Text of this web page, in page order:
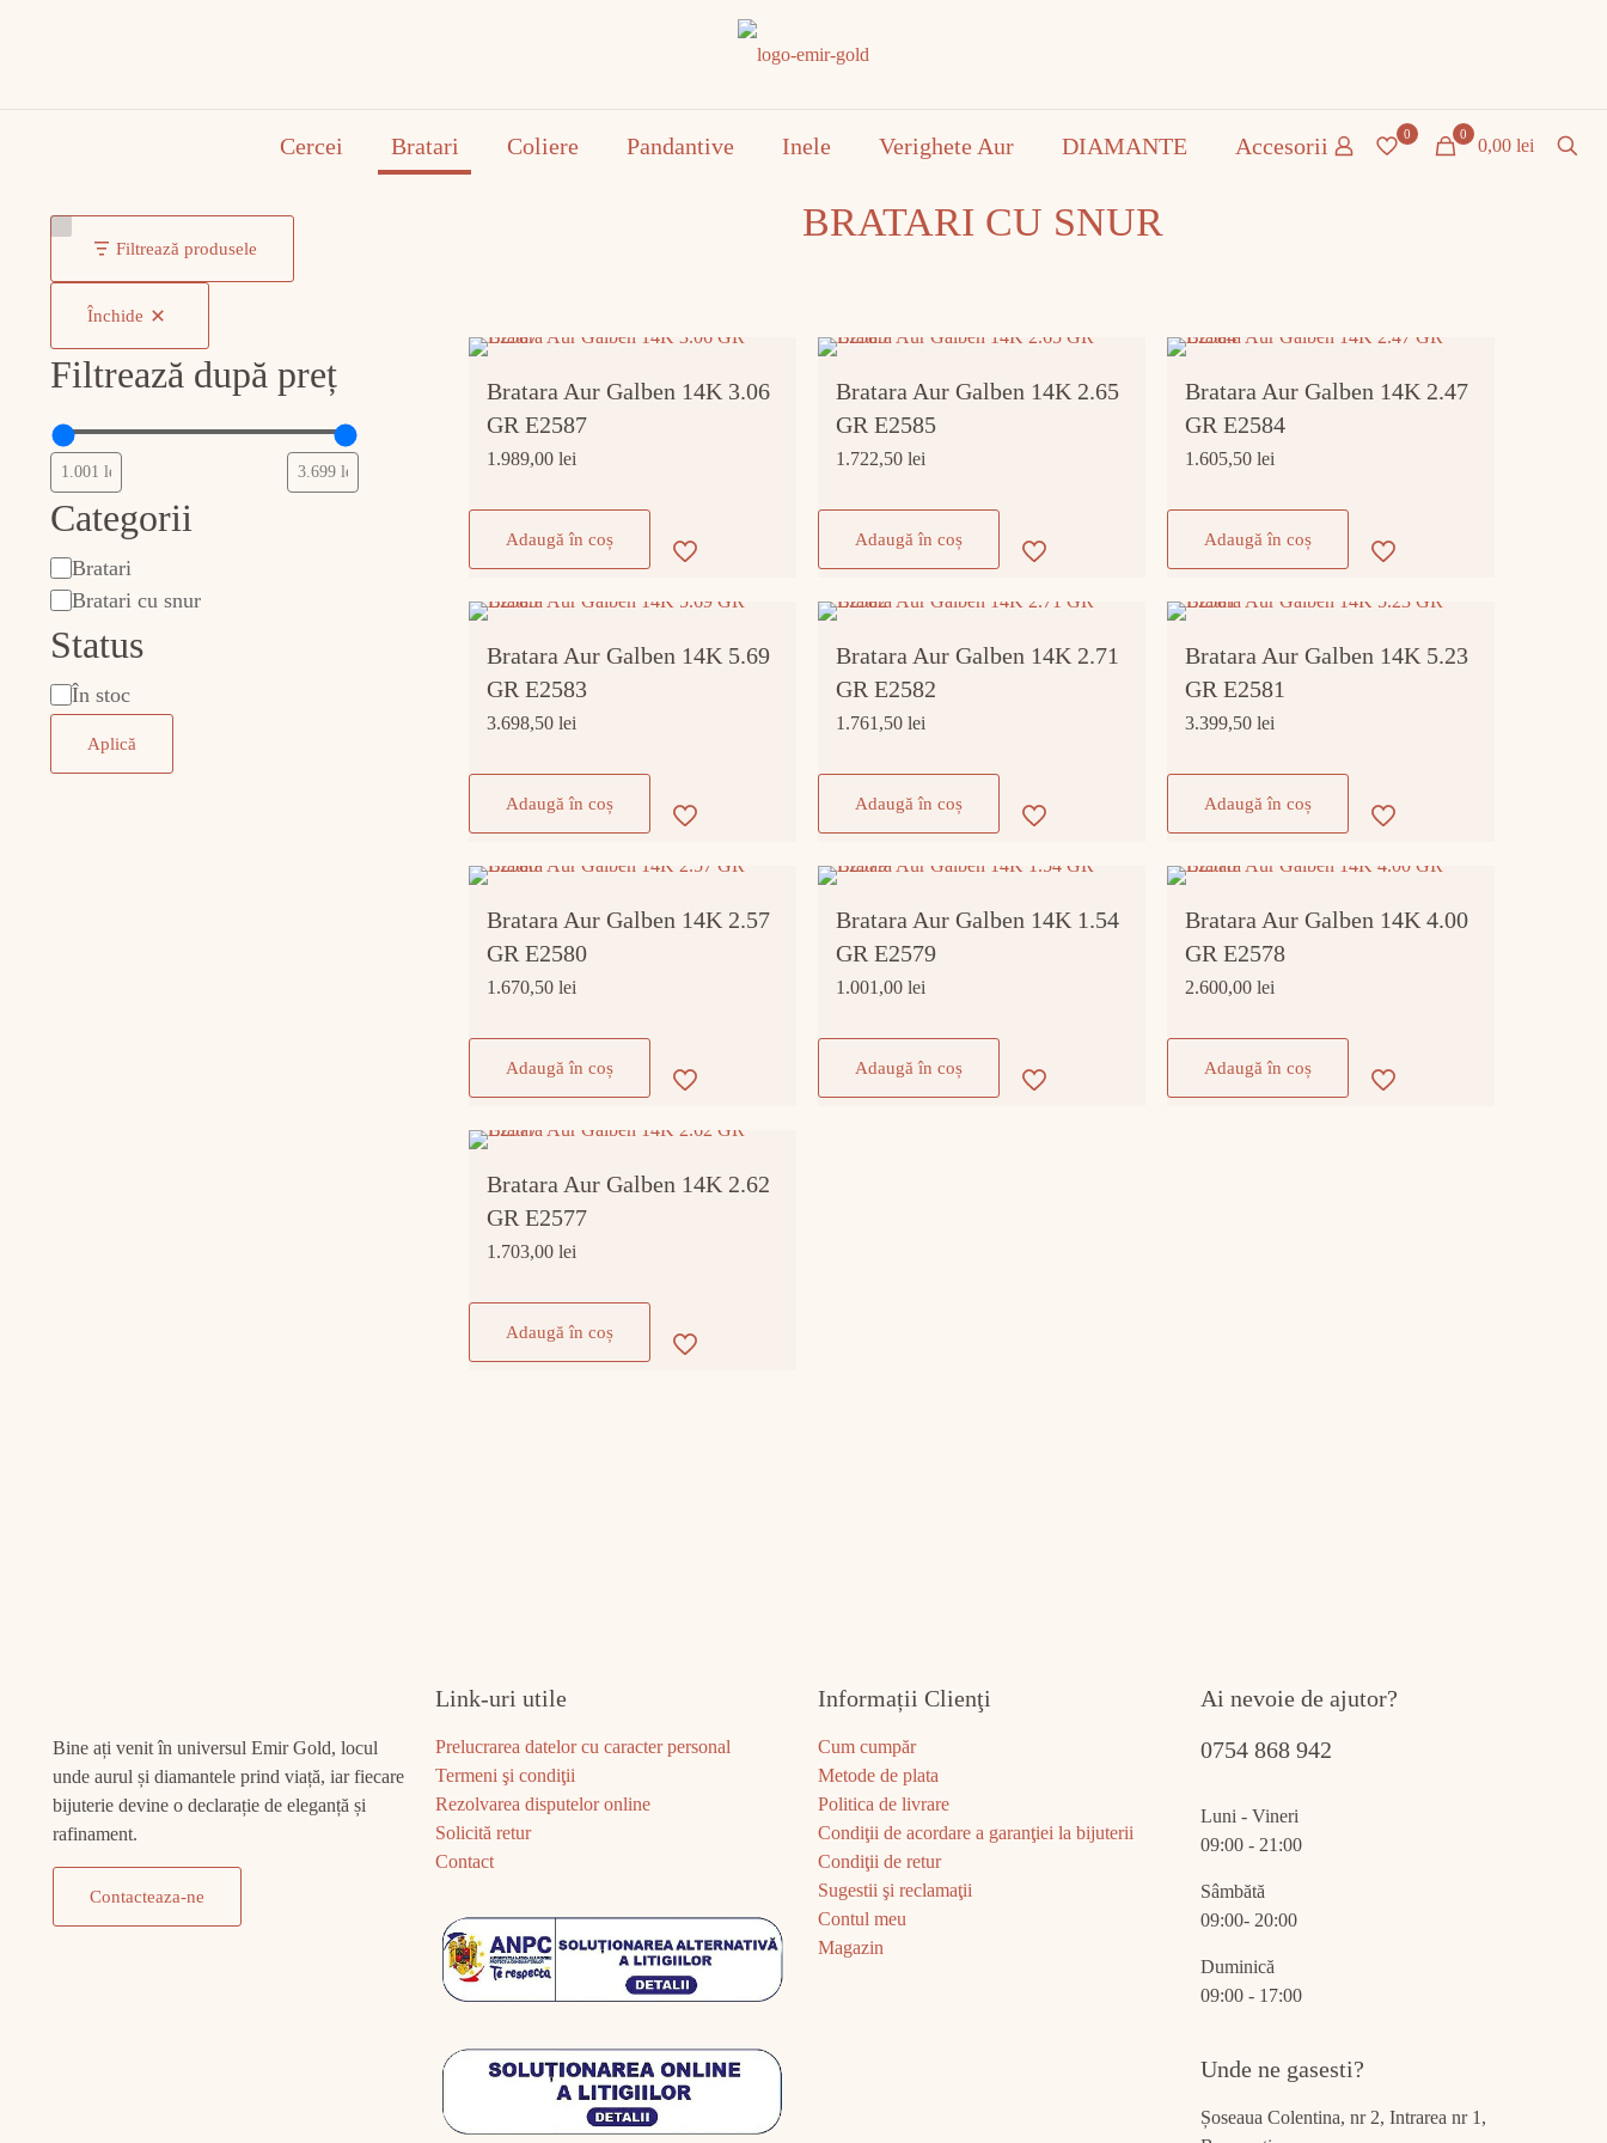
Cercei Bratari Coliere Pandantive Inele Verighete Aur DIAMANTE Accesorii 0 0
0,00 lei
BRATARI CU SNUR
Bratara Aur Galben 14K 3.06
GR E2587
1.989,00 lei
Adaugă în coș
Bratara Aur Galben 14K 2.65
GR E2585
1.722,50 lei
Adaugă în coș
Bratara Aur Galben 14K 2.47
GR E2584
1.605,50 lei
Adaugă în coș
Bratara Aur Galben 14K 5.69
GR E2583
3.698,50 lei
Adaugă în coș
Bratara Aur Galben 14K 2.71
GR E2582
1.761,50 lei
Adaugă în coș
Bratara Aur Galben 14K 5.23
GR E2581
3.399,50 lei
Adaugă în coș
Bratara Aur Galben 14K 2.57
GR E2580
1.670,50 lei
Adaugă în coș
Bratara Aur Galben 14K 1.54
GR E2579
1.001,00 lei
Adaugă în coș
Bratara Aur Galben 14K 4.00
GR E2578
2.600,00 lei
Adaugă în coș
Bratara Aur Galben 14K 2.62
GR E2577
1.703,00 lei
Adaugă în coș
Filtrează produsele
Închide
Filtrează după preț
Categorii
categorie
Bratari
Bratari cu snur
Status
StareÎn stoc
Aplică
Bine ați venit în universul Emir Gold, locul
unde aurul și diamantele prind viață, iar fiecare
bijuterie devine o declarație de eleganță și
rafinament.
Contacteaza-ne
Link-uri utile
Prelucrarea datelor cu caracter personal
Termeni şi condiţii
Rezolvarea disputelor online
Solicită retur
Contact
Informații Clienţi
Cum cumpăr
Metode de plata
Politica de livrare
Condiţii de acordare a garanţiei la bijuterii
Condiţii de retur
Sugestii şi reclamaţii
Contul meu
Magazin
Ai nevoie de ajutor?
0754 868 942
Luni - Vineri
09:00 - 21:00
Sâmbătă
09:00- 20:00
Duminică
09:00 - 17:00
Unde ne gasesti?
Șoseaua Colentina, nr 2, Intrarea nr 1,